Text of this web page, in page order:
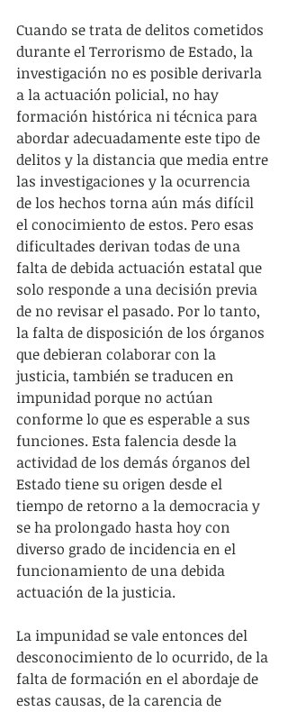
Cuando se trata de delitos cometidos
durante el Terrorismo de Estado, la
investigación no es posible derivarla
a la actuación policial, no hay
formación histórica ni técnica para
abordar adecuadamente este tipo de
delitos y la distancia que media entre
las investigaciones y la ocurrencia
de los hechos torna aún más difícil
el conocimiento de estos. Pero esas
dificultades derivan todas de una
falta de debida actuación estatal que
solo responde a una decisión previa
de no revisar el pasado. Por lo tanto,
la falta de disposición de los órganos
que debieran colaborar con la
justicia, también se traducen en
impunidad porque no actúan
conforme lo que es esperable a sus
funciones. Esta falencia desde la
actividad de los demás órganos del
Estado tiene su origen desde el
tiempo de retorno a la democracia y
se ha prolongado hasta hoy con
diverso grado de incidencia en el
funcionamiento de una debida
actuación de la justicia.
La impunidad se vale entonces del
desconocimiento de lo ocurrido, de la
falta de formación en el abordaje de
estas causas, de la carencia de